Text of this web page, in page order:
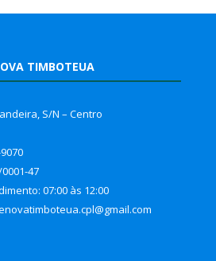
TIMBOTEUA
S/N – Centro
0001-47
07:00 às 12:00
gmail.com